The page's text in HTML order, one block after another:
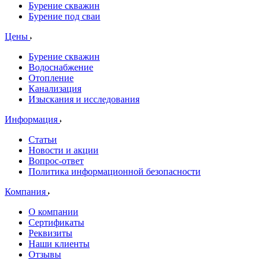
Бурение скважин
Бурение под сваи
Цены
Бурение скважин
Водоснабжение
Отопление
Канализация
Изыскания и исследования
Информация
Статьи
Новости и акции
Вопрос-ответ
Политика информационной безопасности
Компания
О компании
Сертификаты
Реквизиты
Наши клиенты
Отзывы